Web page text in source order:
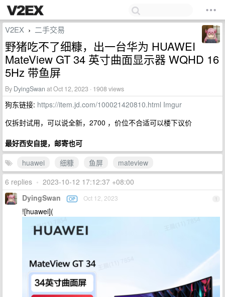
V2EX › 二手交易
野猪吃不了细糠，出一台华为 HUAWEI
MateView GT 34 英寸曲面显示器 WQHD 16
5Hz 带鱼屏
By DyingSwan at Oct 12, 2023 · 1908 views
狗东链接: https://item.jd.com/100021420810.html Imgur
仅拆封试用，可以说全新，2700 ，价位不合适可以楼下议价
最好西安自提，邮寄也可
huawei
细糠 鱼屏
mateview
6 replies • 2023-10-12 17:12:37 +08:00
1
DyingSwan OP Oct 12, 2023
![huawei](